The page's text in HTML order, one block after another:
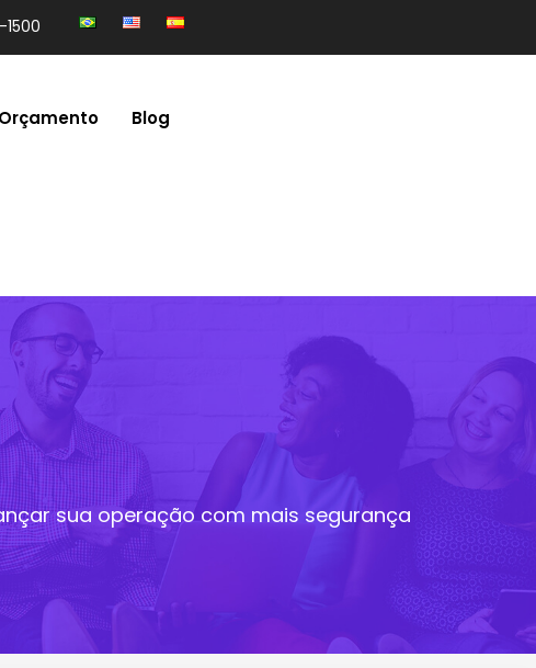
Orçamento Blog
sua operação com mais segurança